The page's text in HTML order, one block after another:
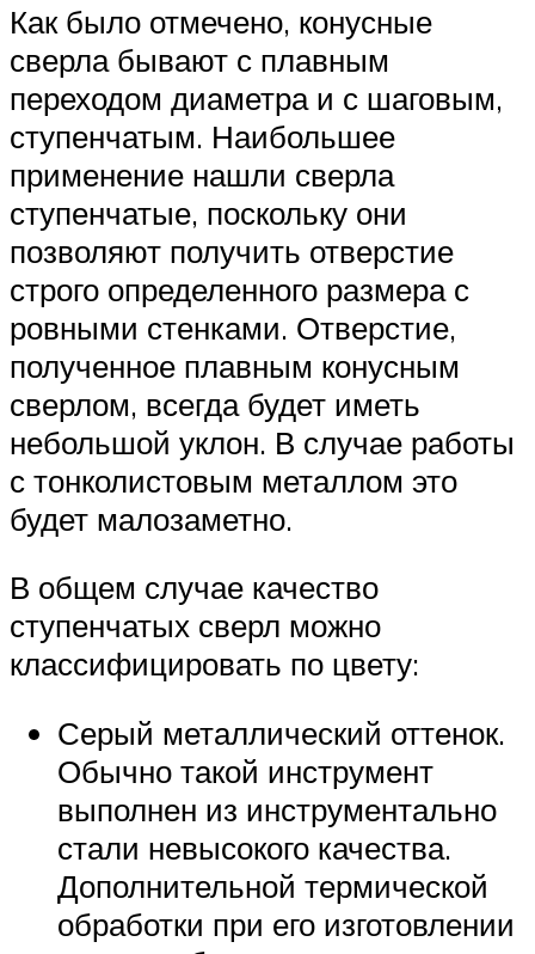
Как было отмечено, конусные
сверла бывают с плавным
переходом диаметра и с шаговым,
ступенчатым. Наибольшее
применение нашли сверла
ступенчатые, поскольку они
позволяют получить отверстие
строго определенного размера с
ровными стенками. Отверстие,
полученное плавным конусным
сверлом, всегда будет иметь
небольшой уклон. В случае работы
с тонколистовым металлом это
будет малозаметно.
В общем случае качество
ступенчатых сверл можно
классифицировать по цвету:
Серый металлический оттенок.
Обычно такой инструмент
выполнен из инструментально
стали невысокого качества.
Дополнительной термической
обработки при его изготовлении